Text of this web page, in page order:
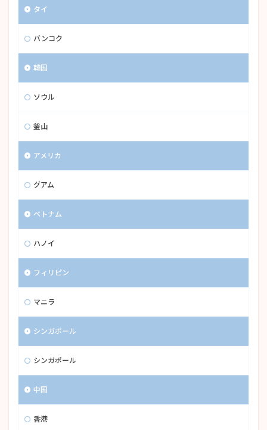
タイ
バンコク
韓国
ソウル
釜山
アメリカ
グアム
ベトナム
ハノイ
フィリピン
マニラ
シンガポール
シンガポール
中国
香港